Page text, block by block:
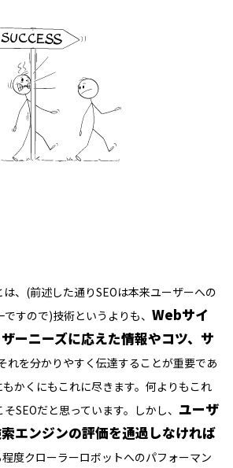
、(前述した通りSEOは本来ユーザーへの
すので)技術というよりも、 Webサイ
ーニーズに応えた情報やコツ、サ
れを分かりやすく伝達することが重要であ
かくにもこれに尽きます。何よりもこれ
SEOだと思っています。しかし、 ユーザ
エンジンの評価を通過しなければ
度クローラーロボットへのパフォーマン